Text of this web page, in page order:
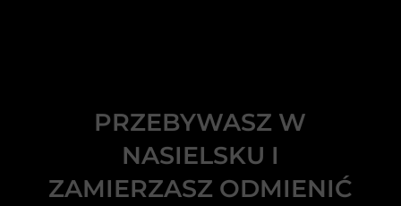
PRZEBYWASZ W
NASIELSKU I
ZAMIERZASZ ODMIENIĆ